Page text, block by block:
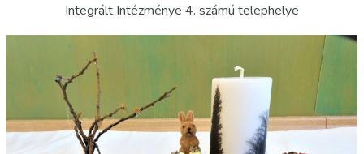
Integrált Intézménye 4. számú telephelye